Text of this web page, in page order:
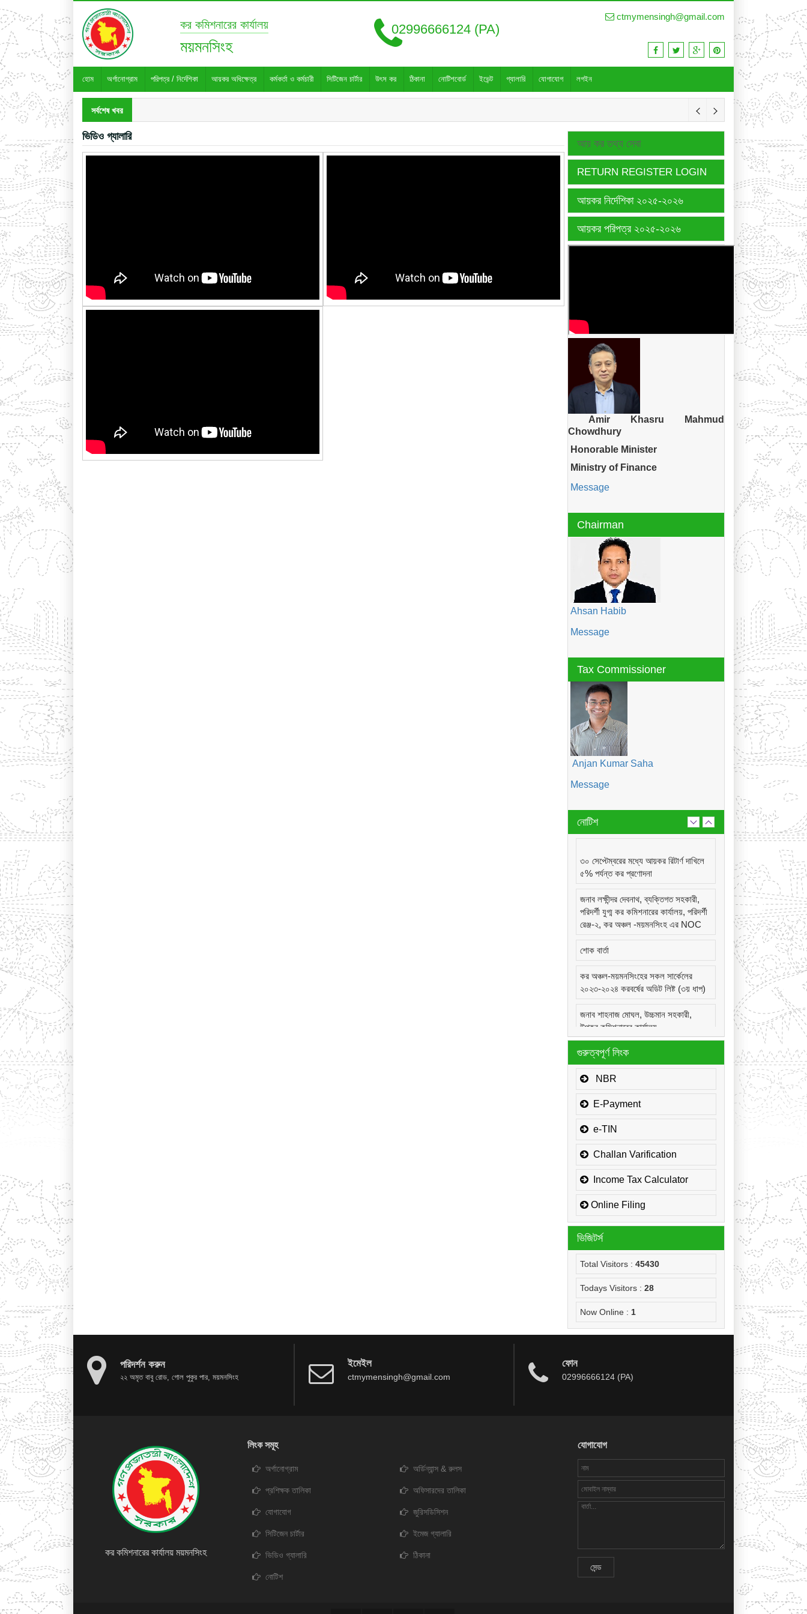
কর কমিশনারের কার্যালয়
ময়মনসিংহ
02996666124 (PA)
ctmymensingh@gmail.com
হোম অর্গানোগ্রাম পরিপত্র / নির্দেশিকা আয়কর অধিক্ষেত্র কর্মকর্তা ও কর্মচারী সিটিজেন চার্টার উৎস কর ঠিকানা নোটিশবোর্ড ইভেন্ট গ্যালারি যোগাযোগ লগইন
সর্বশেষ খবর
ভিডিও গ্যালারি
আয় কর তথ্য সেবা
RETURN REGISTER LOGIN
আয়কর নির্দেশিকা ২০২৫-২০২৬
আয়কর পরিপত্র ২০২৫-২০২৬
Amir Khasru Mahmud
Chowdhury
Honorable Minister
Ministry of Finance
Message
Chairman
Ahsan Habib
Message
Tax Commissioner
Anjan Kumar Saha
Message
নোটিশ
৩০ সেপ্টেম্বরের মধ্যে আয়কর রিটার্ণ দাখিলে
৫% পর্যন্ত কর প্রণোদনা
জনাব লক্ষীন্দর দেবনাথ, ব্যক্তিগত সহকারী,
পরিদর্শী যুগ্ম কর কমিশনারের কার্যালয়, পরিদর্শী
রেঞ্জ-২, কর অঞ্চল -ময়মনসিংহ এর NOC
শোক বার্তা
কর অঞ্চল-ময়মনসিংহের সকল সার্কেলের
২০২৩-২০২৪ করবর্ষের অডিট লিষ্ট (৩য় ধাপ)
জনাব শাহনাজ মোঘল, উচ্চমান সহকারী,
উপকর কমিশনারের কার্যালয়,
সার্কেল-২২(দূর্গাপুর), কর অঞ্চল -ময়মনসিংহ
এর NOC
জনাব মোঃ হাবিবুর রহমান, প্রধান সহকারী,
সার্কেল-১(কোম্পানীজ), কর অঞ্চল
কাম-কম্পিউটার অপারেটর, উপকর কমিশনারের
-ময়মনসিংহ এর NOC
গুরুত্বপূর্ণ লিংক
NBR
E-Payment
e-TIN
Challan Varification
Income Tax Calculator
Online Filing
ভিজিটর্স
Total Visitors : 45430
Todays Visitors : 28
Now Online : 1
পরিদর্শন করুন
২২ অমৃত বাবু রোড, গোল পুকুর পার, ময়মনসিংহ
ইমেইল
ctmymensingh@gmail.com
ফোন
02996666124 (PA)
কর কমিশনারের কার্যালয় ময়মনসিংহ
লিংক সমূহ
অর্গানোগ্রাম অর্ডিন্যান্স & রুলস
প্রশিক্ষক তালিকা অফিসারদের তালিকা
যোগাযোগ জুরিসডিসিশন
সিটিজেন চার্টার ইমেজ গ্যালারি
ভিডিও গ্যালারি ঠিকানা
নোটিশ
যোগাযোগ